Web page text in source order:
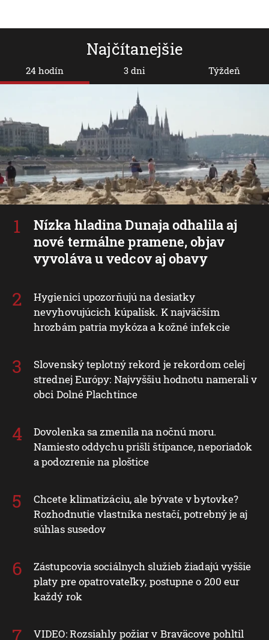
Najčítanejšie
24 hodín
Nízka hladina Dunaja odhalila aj
nové termálne pramene, objav
vyvoláva u vedcov aj obavy
Hygienici upozorňujú na desiatky
nevyhovujúcich kúpalísk. K najväčším
hrozbám patria mykóza a kožné infekcie
Slovenský teplotný rekord je rekordom celej
strednej Európy: Najvyššiu hodnotu namerali v
obci Dolné Plachtince
Dovolenka sa zmenila na nočnú moru.
Namiesto oddychu prišli štípance, neporiadok
a podozrenie na ploštice
Chcete klimatizáciu, ale bývate v bytovke?
Rozhodnutie vlastníka nestačí, potrebný je aj
súhlas susedov
Zástupcovia sociálnych služieb žiadajú vyššie
platy pre opatrovateľky, postupne o 200 eur
každý rok
VIDEO: Rozsiahly požiar v Braväcove pohltil
3 dni Týždeň